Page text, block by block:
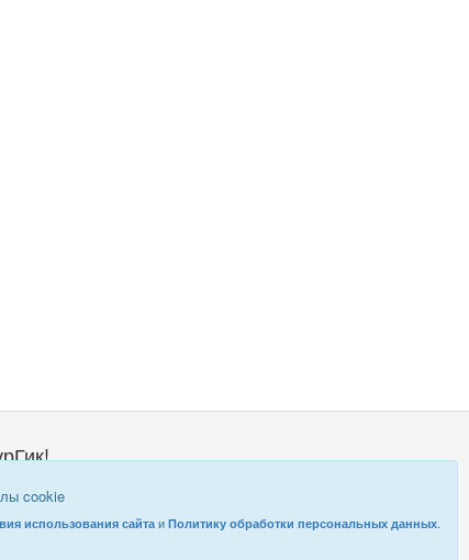
cookie
использования сайта и Политику обработки персональных данных.
ТурГик?
информация